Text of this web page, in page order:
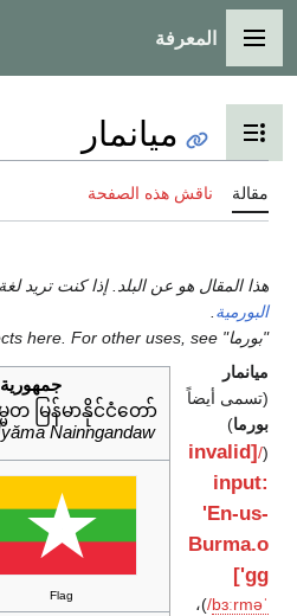
القائمة الرئيسية
المعرفة
تبديل عرض جدول المحتويات
ميانمار
مقالة ناقش هذه الصفحة
هذا المقال هو عن البلد. إذا كنت تريد
البورمية
"بورما" redirects here. For other uses, see
جمهورية
တ မြန်မာနိုင်ငံတော်‌
Nainngandaw
Flag
ميانمار
(تسمى أيضاً
بورما)
(
/
[invalid
input:
'En-us-
Burma.o
gg']
ˈ
bɜːrmə
/)،